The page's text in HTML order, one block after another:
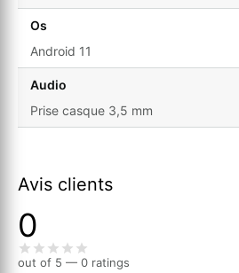
Os
Android 11
Audio
Prise casque 3,5 mm
Avis clients
0
out of 5 — 0 ratings